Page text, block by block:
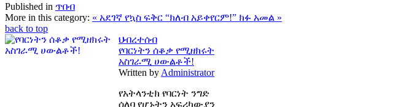
Published in ጥበብ
More in this category: « አደገኛ የኳስ ፍቅር “ክለብ አይቀየርም!” ክፉ አመል »
back to top
ህብረተሰብ
የባርነትን ሰቆቃ የሚዘክሩት
አስገራሚ ሀውልቶች!
Written by Administrator
የአትላንቲክ የባርነት ንግድ
ሰለባ የሆኑትን አፍሪካውያን